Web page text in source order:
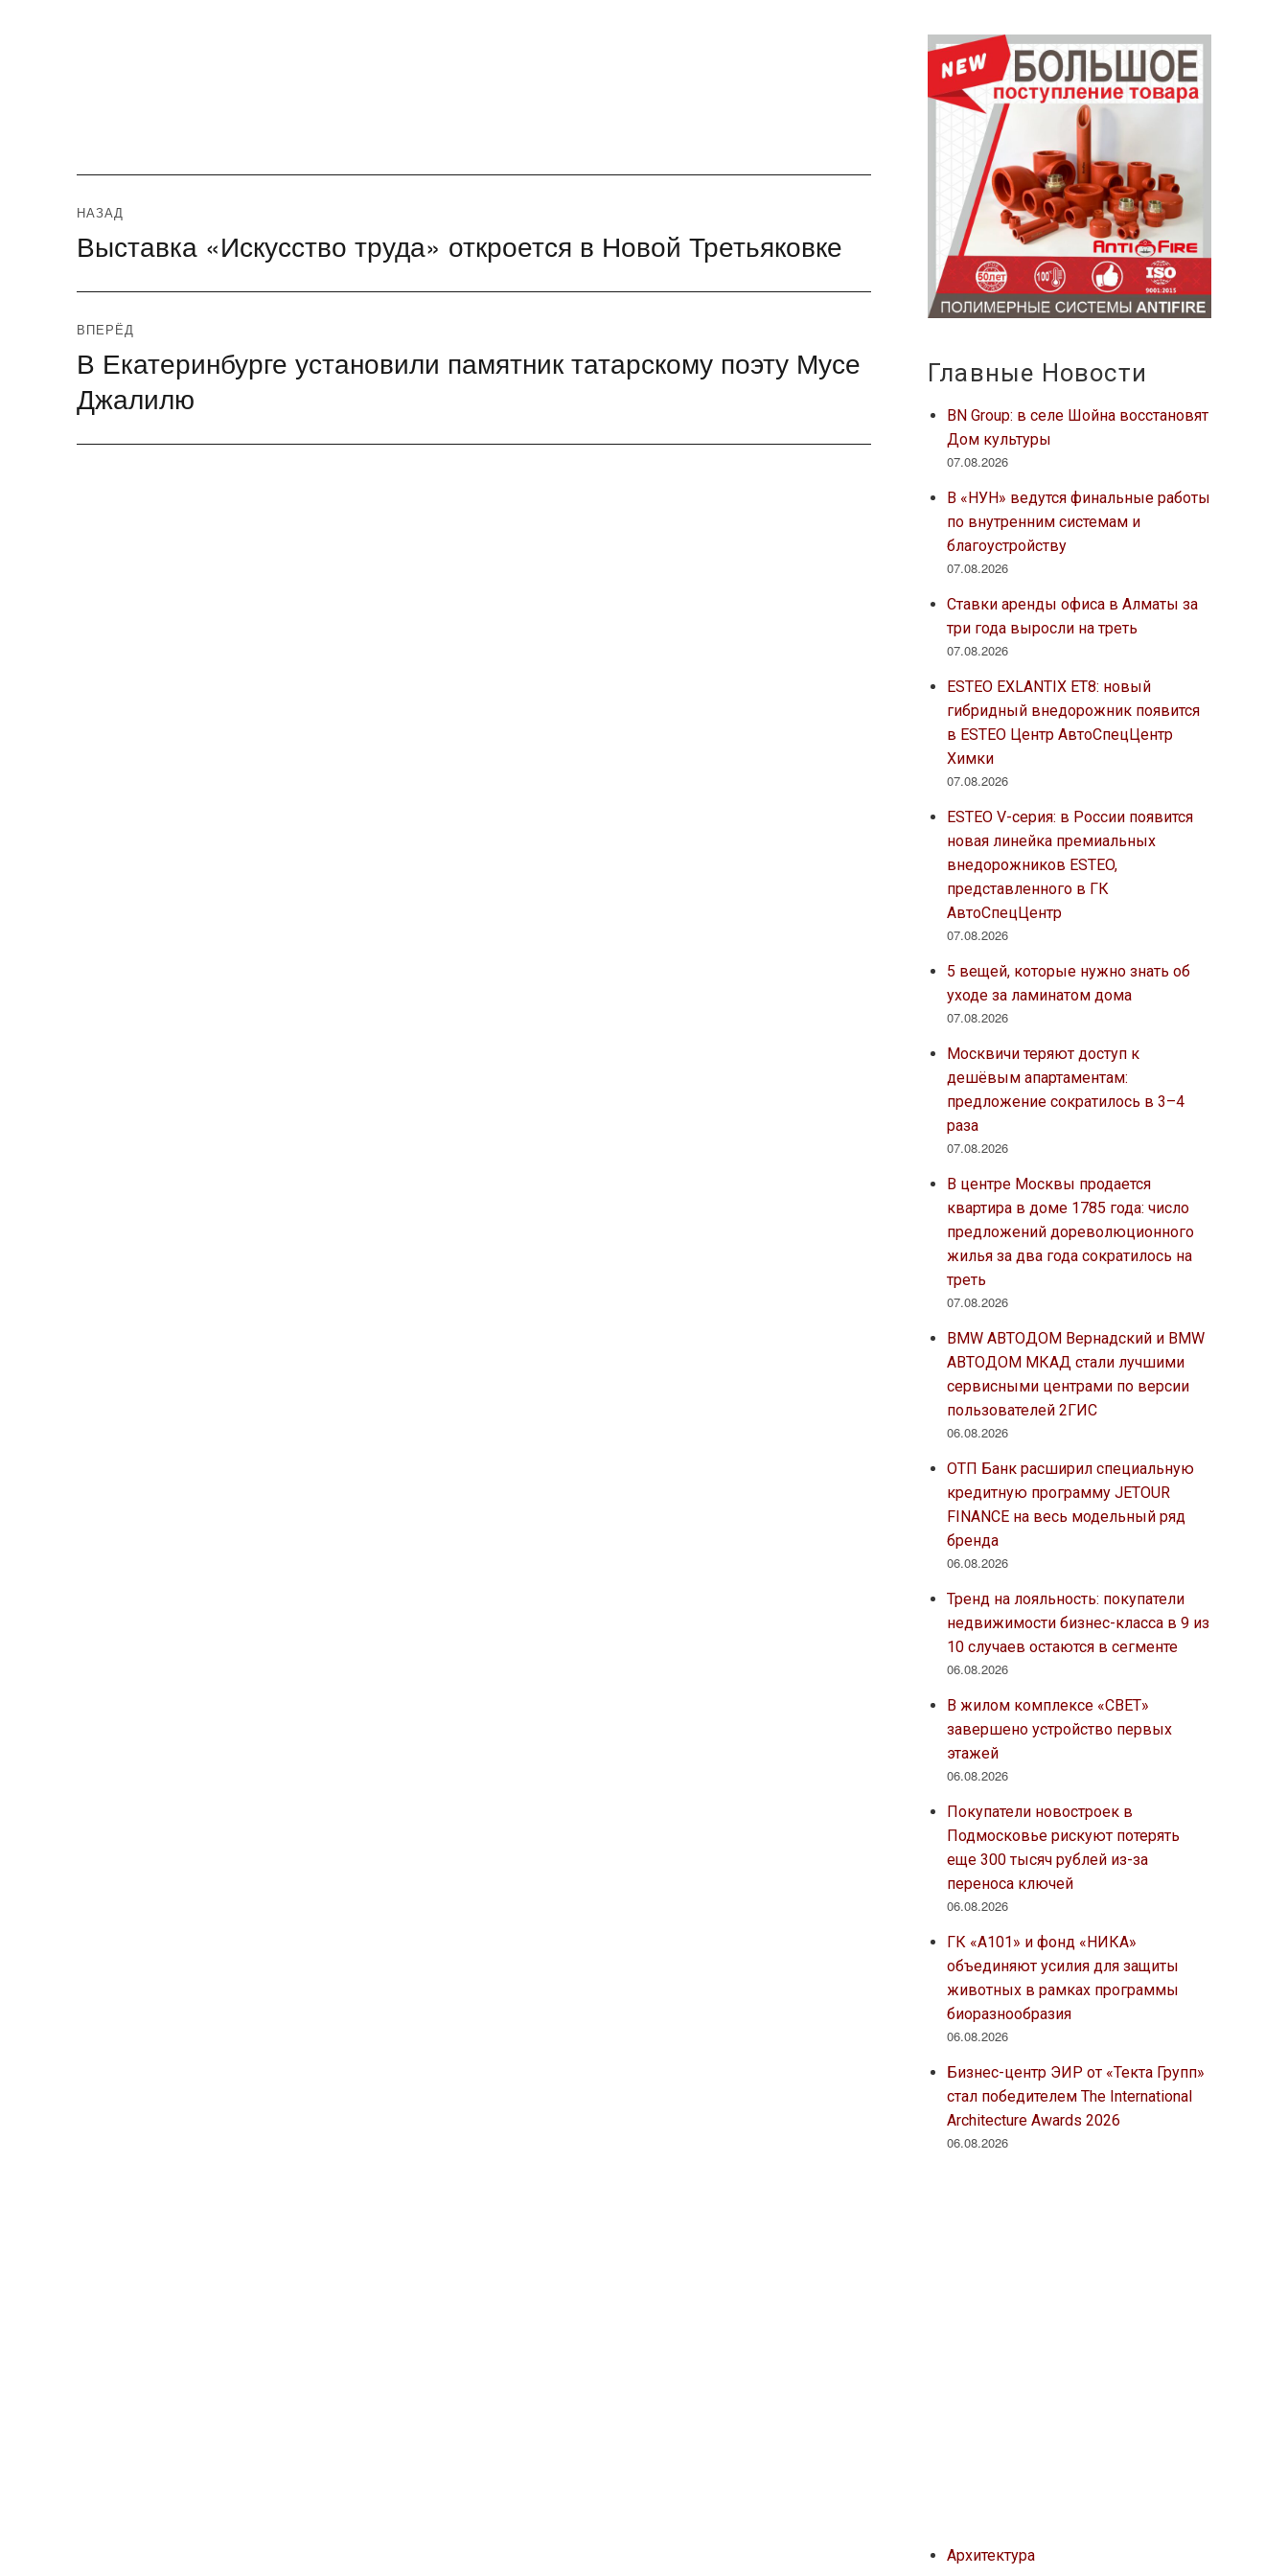
Навигация
по
записям
НАЗАД
Предыдущая
Выставка «Искусство труда» откроется в Новой Третьяковке
ВПЕРЁД
Следующая
В Екатеринбурге установили памятник татарскому поэту Мусе
Джалилю
Главные Новости
BN Group: в селе Шойна восстановят
Дом культуры
07.08.2026
В «НУН» ведутся финальные работы
по внутренним системам и
благоустройству
07.08.2026
Ставки аренды офиса в Алматы за
три года выросли на треть
07.08.2026
ESTEO EXLANTIX ET8: новый
гибридный внедорожник появится
в ESTEO Центр АвтоСпецЦентр
Химки
07.08.2026
ESTEO V-серия: в России появится
новая линейка премиальных
внедорожников ESTEO,
представленного в ГК
АвтоСпецЦентр
07.08.2026
5 вещей, которые нужно знать об
уходе за ламинатом дома
07.08.2026
Москвичи теряют доступ к
дешёвым апартаментам:
предложение сократилось в 3–4
раза
07.08.2026
В центре Москвы продается
квартира в доме 1785 года: число
предложений дореволюционного
жилья за два года сократилось на
треть
07.08.2026
BMW АВТОДОМ Вернадский и BMW
АВТОДОМ МКАД стали лучшими
сервисными центрами по версии
пользователей 2ГИС
06.08.2026
ОТП Банк расширил специальную
кредитную программу JETOUR
FINANCE на весь модельный ряд
бренда
06.08.2026
Тренд на лояльность: покупатели
недвижимости бизнес-класса в 9 из
10 случаев остаются в сегменте
06.08.2026
В жилом комплексе «СВЕТ»
завершено устройство первых
этажей
06.08.2026
Покупатели новостроек в
Подмосковье рискуют потерять
еще 300 тысяч рублей из-за
переноса ключей
06.08.2026
ГК «А101» и фонд «НИКА»
объединяют усилия для защиты
животных в рамках программы
биоразнообразия
06.08.2026
Бизнес-центр ЭИР от «Текта Групп»
стал победителем The International
Architecture Awards 2026
06.08.2026
Архитектура